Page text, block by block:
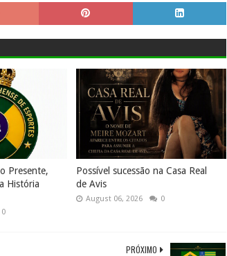
Presente,
História
0
Possível sucessão na Casa Real
de Avis
August 06, 2026 0
PRÓXIMO